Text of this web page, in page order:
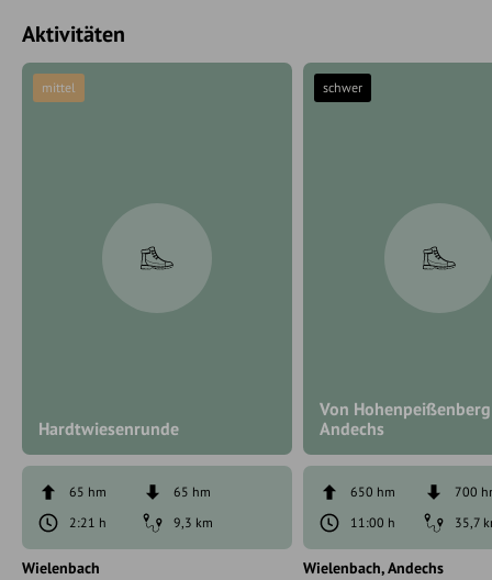
Aktivitäten
Hardtwiesenrunde
mittel
65 hm
65 hm
2:21 h
9,3 km
Wielenbach
Von
Andechs
schwer
650 hm
700
11:00 h
35,7
Wielenbach Andechs